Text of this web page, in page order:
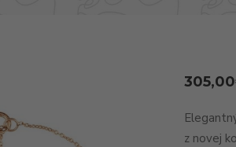
305,00
z novej